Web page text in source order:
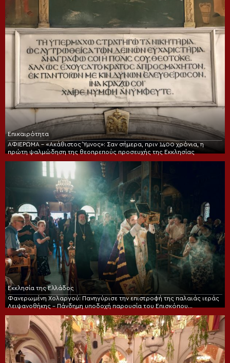
Επικαιρότητα
ΑΦΙΕΡΩΜΑ – «Ακάθιστος Ύμνος»: Σαν σήμερα, πριν 1400 χρόνια, η
πρώτη ψαλμώδηση της θεοπρεπούς προσευχής της Εκκλησίας
Εκκλησία της Ελλάδος
Φανερωμένη Χολαργού: Πανηγύρισε την επιστροφή της παλαιάς ιεράς
Λειψανοθήκης – Πάνδημη υποδοχή παρουσία του Επισκόπου